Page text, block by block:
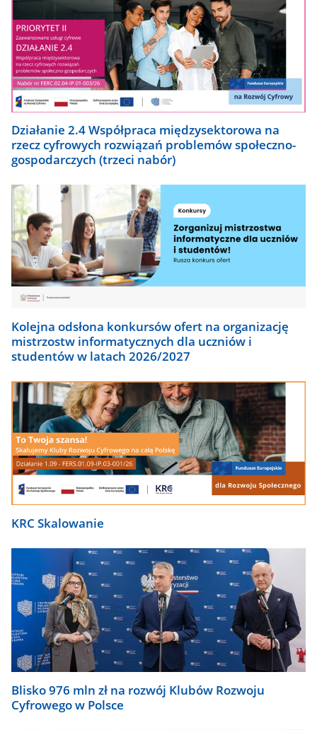
Działanie 2.4 Współpraca międzysektorowa na
rzecz cyfrowych rozwiązań problemów społeczno-
gospodarczych (trzeci nabór)
Kolejna odsłona konkursów ofert na organizację
mistrzostw informatycznych dla uczniów i
studentów w latach 2026/2027
KRC Skalowanie
Blisko 976 mln zł na rozwój Klubów Rozwoju
Cyfrowego w Polsce